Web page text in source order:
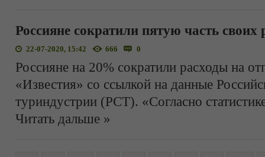
Россияне сократили пятую часть своих
22-07-2020, 15:42 666 0
Россияне на 20% сократили расходы на
«Известия» со ссылкой на данные
туриндустрии (РСТ). «Согласно
Читать дальше »